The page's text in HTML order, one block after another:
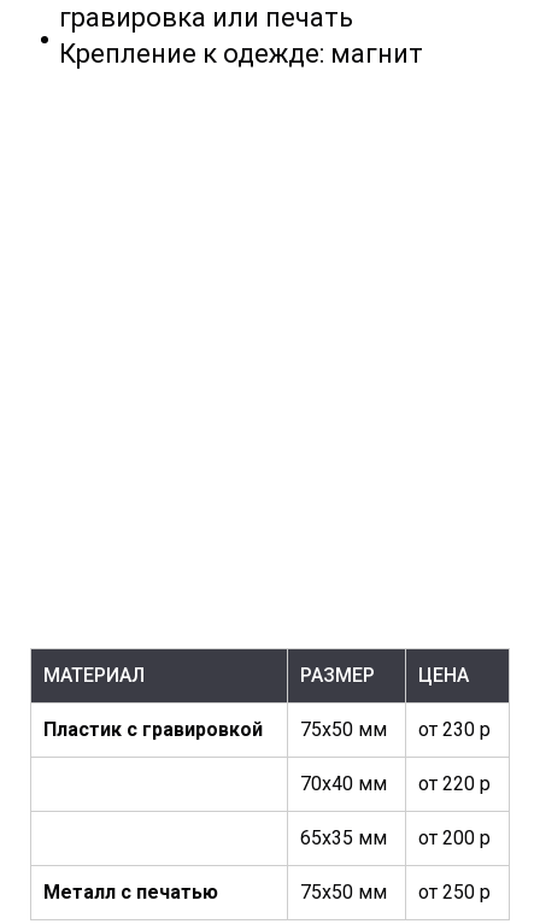
гравировка или печать
Крепление к одежде: магнит
МАТЕРИАЛ РАЗМЕР ЦЕНА
Пластик с гравировкой 75х50 мм от 230 р
70х40 мм от 220 р
65х35 мм от 200 р
Металл с печатью 75х50 мм от 250 р